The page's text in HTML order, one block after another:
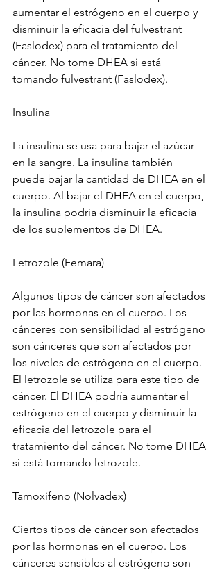
aumentar el estrógeno en el cuerpo y
disminuir la eficacia del fulvestrant
(Faslodex) para el tratamiento del
cáncer. No tome DHEA si está
tomando fulvestrant (Faslodex).
Insulina
La insulina se usa para bajar el azúcar
en la sangre. La insulina también
puede bajar la cantidad de DHEA en el
cuerpo. Al bajar el DHEA en el cuerpo,
la insulina podría disminuir la eficacia
de los suplementos de DHEA.
Letrozole (Femara)
Algunos tipos de cáncer son afectados
por las hormonas en el cuerpo. Los
cánceres con sensibilidad al estrógeno
son cánceres que son afectados por
los niveles de estrógeno en el cuerpo.
El letrozole se utiliza para este tipo de
cáncer. El DHEA podría aumentar el
estrógeno en el cuerpo y disminuir la
eficacia del letrozole para el
tratamiento del cáncer. No tome DHEA
si está tomando letrozole.
Tamoxifeno (Nolvadex)
Ciertos tipos de cáncer son afectados
por las hormonas en el cuerpo. Los
cánceres sensibles al estrógeno son